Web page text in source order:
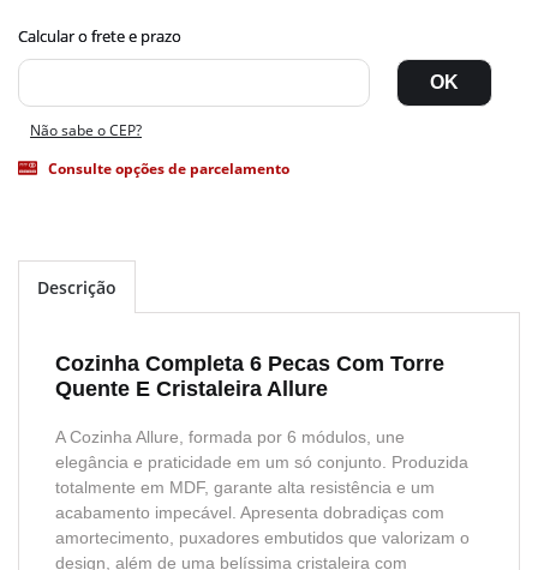
Não sabe o CEP?
Consulte opções de parcelamento
Descrição
Cozinha Completa 6 Pecas Com Torre
Quente E Cristaleira Allure
A Cozinha Allure, formada por 6 módulos, une
elegância e praticidade em um só conjunto. Produzida
totalmente em MDF, garante alta resistência e um
acabamento impecável. Apresenta dobradiças com
amortecimento, puxadores embutidos que valorizam o
design, além de uma belíssima cristaleira com